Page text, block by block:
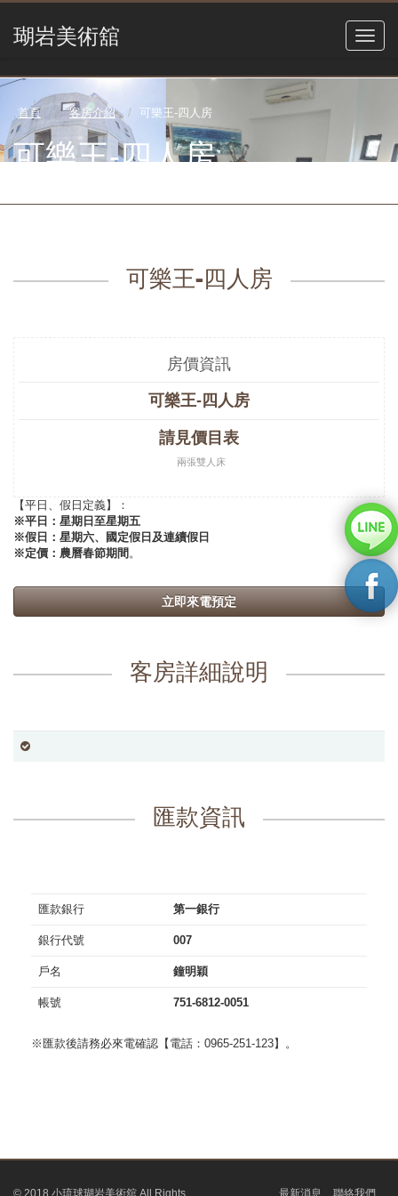
瑚岩美術舘
首頁 客房介紹 可樂王-四人房
可樂王-四人房
可樂王-四人房
房價資訊
可樂王-四人房
請見價目表
兩張雙人床
【平日、假日定義】：
※平日：星期日至星期五
※假日：星期六、國定假日及連續假日
※定價：農曆春節期間 。
立即來電預定
客房詳細說明
匯款資訊
匯款銀行 第一銀行
銀行代號 007
戶名 鐘明穎
帳號 751-6812-0051
※匯款後請務必來電確認【電話：0965-251-123】。
© 2018 小琉球瑚岩美術舘 All Rights 最新消息 聯絡我們